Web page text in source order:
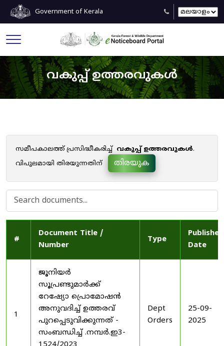
Government of Kerala
വകുപ്പ് ഉത്തരവുകൾ
സമീപകാലത്ത് പ്രസിദ്ധീകരിച്ച് വകുപ്പ് ഉത്തരവുകൾ.
വിപുലമായി തിരയുന്നതിന്
തിരയുക
#
Document Title /
Number
Type
Published
Date
1
ജൂനിയർ
സൂപ്രണ്ടുമാർക്ക്
റേഷ്യോ പ്രൊമോഷൻ
അനുവദിച്ച് ഉത്തരവ്
പുറപ്പെടുവിക്കുന്നത് -
സംബന്ധിച്ച് .നമ്പർ.ഇ3-
Dept
Orders
25-09-
2025